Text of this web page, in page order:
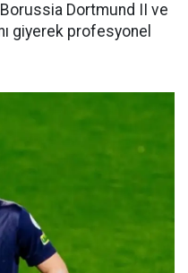
Borussia Dortmund II ve
giyerek profesyonel